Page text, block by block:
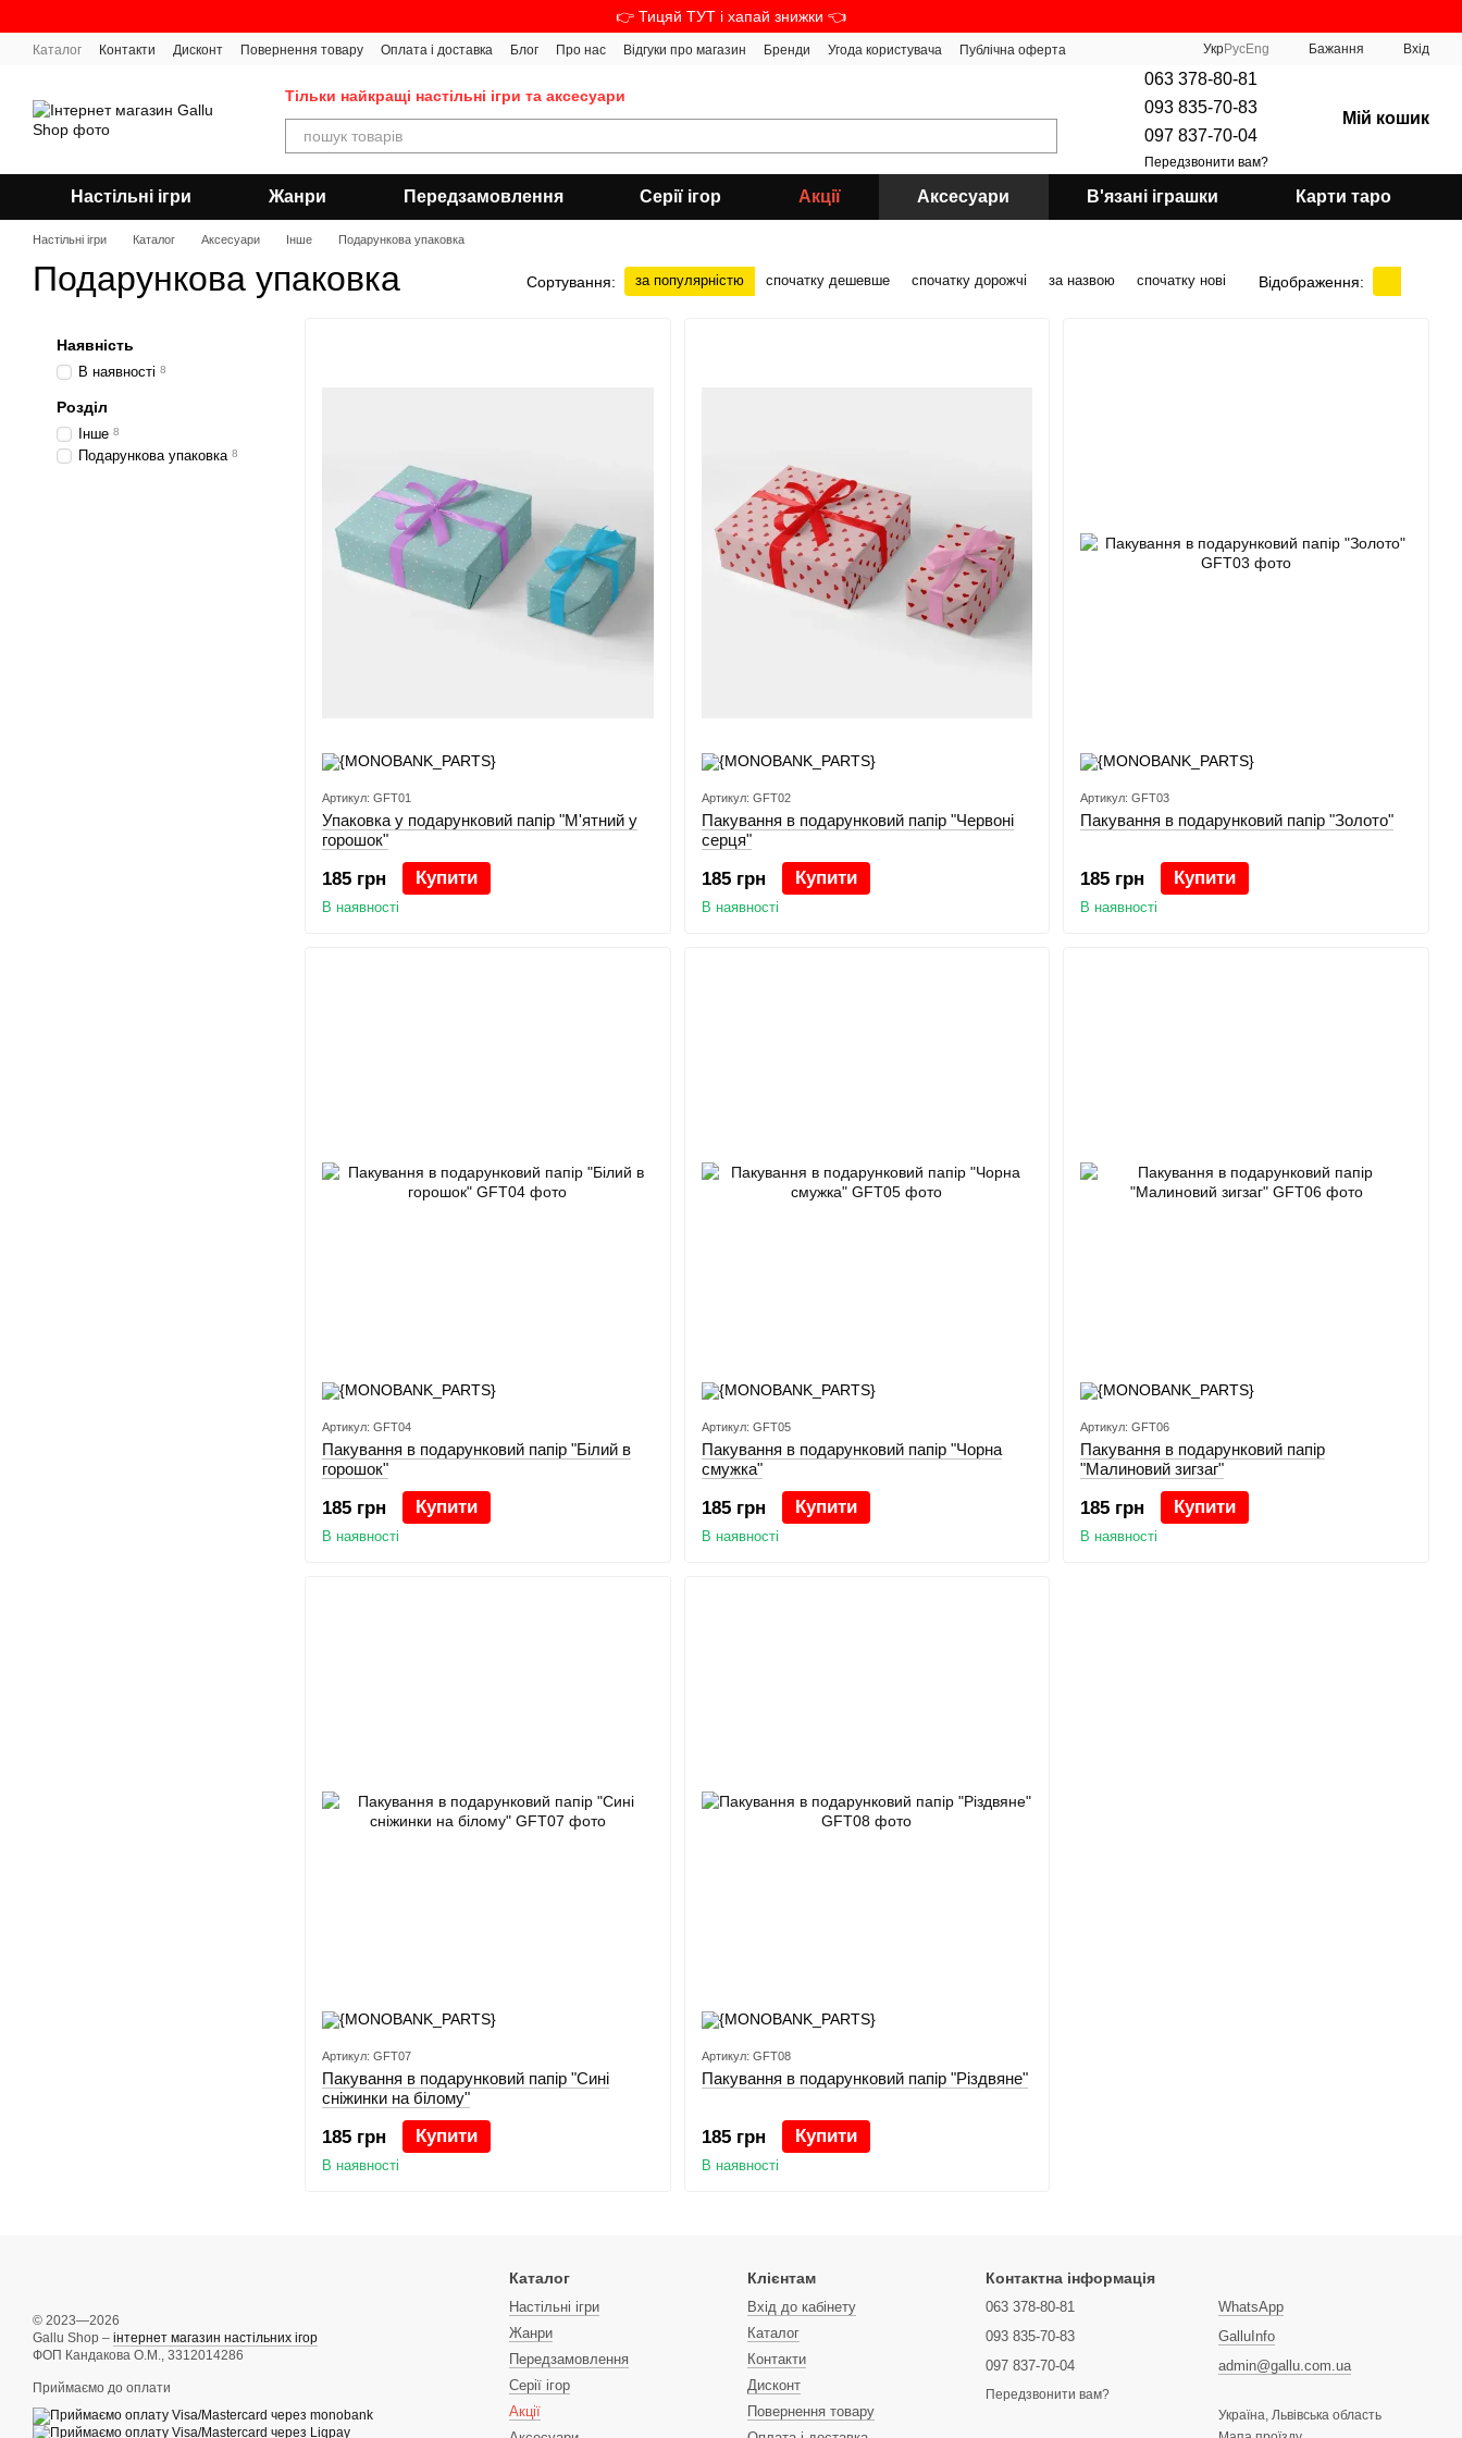
👉 Тицяй ТУТ і хапай знижки 👈
Каталог Контакти Дисконт Повернення товару Оплата і доставка Блог Про нас Відгуки про магазин Бренди Угода користувача Публічна оферта УкрРусEng Бажання Вхід
Тільки найкращі настільні ігри та аксесуари
063 378-80-81
093 835-70-83
097 837-70-04
Передзвонити вам?
Мій кошик
Настільні ігри Жанри Передзамовлення Серії ігор Акції Аксесуари В'язані іграшки Карти таро
Настільні ігри Каталог Аксесуари Інше Подарункова упаковка
Подарункова упаковка Сортування: за популярністю спочатку дешевше спочатку дорожчі за назвою спочатку нові Відображення:
Артикул: GFT01
Упаковка у подарунковий папір "М'ятний у
горошок"
185 грн Купити
В наявності
Артикул: GFT02
Пакування в подарунковий папір "Червоні
серця"
185 грн Купити
В наявності
Артикул: GFT03
Пакування в подарунковий папір "Золото"
185 грн Купити
В наявності
Артикул: GFT04
Пакування в подарунковий папір "Білий в
горошок"
185 грн Купити
В наявності
Артикул: GFT05
Пакування в подарунковий папір "Чорна
смужка"
185 грн Купити
В наявності
Артикул: GFT06
Пакування в подарунковий папір
"Малиновий зигзаг"
185 грн Купити
В наявності
Артикул: GFT07
Пакування в подарунковий папір "Сині
сніжинки на білому"
185 грн Купити
В наявності
Артикул: GFT08
Пакування в подарунковий папір "Різдвяне"
185 грн Купити
В наявності
Наявність
В наявності 8
Розділ
Інше 8
Подарункова упаковка 8
© 2023—2026
Gallu Shop – інтернет магазин настільних ігор
ФОП Кандакова О.М., 3312014286
Приймаємо до оплати
Каталог
Настільні ігри
Жанри
Передзамовлення
Серії ігор
Акції
Клієнтам
Вхід до кабінету
Каталог
Контакти
Дисконт
Повернення товару
Контактна інформація
063 378-80-81
093 835-70-83
097 837-70-04
Передзвонити вам?
WhatsApp
GalluInfo
admin@gallu.com.ua
Україна, Львівська область